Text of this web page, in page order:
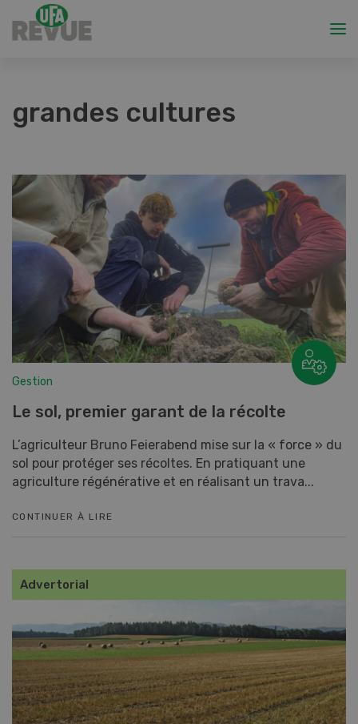
grandes cultures
Gestion
Le sol, premier garant de la récolte
L’agriculteur Bruno Feierabend mise sur la « force » du
sol pour protéger ses récoltes. En pratiquant une
agriculture régénérative et en réalisant un trava...
CONTINUER À LIRE
Advertorial